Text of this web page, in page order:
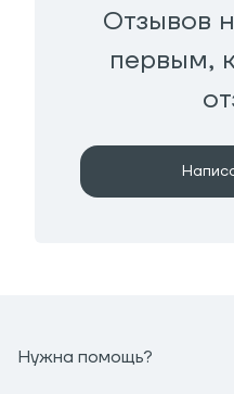
Отзывов
первым,
Нужна помощь?